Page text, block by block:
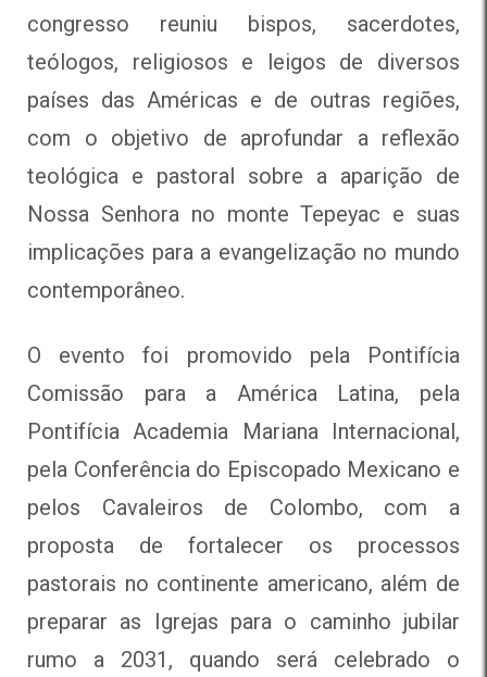
congresso reuniu bispos, sacerdotes,
teólogos, religiosos e leigos de diversos
países das Américas e de outras regiões,
com o objetivo de aprofundar a reflexão
teológica e pastoral sobre a aparição de
Nossa Senhora no monte Tepeyac e suas
implicações para a evangelização no mundo
contemporâneo.
O evento foi promovido pela Pontifícia
Comissão para a América Latina, pela
Pontifícia Academia Mariana Internacional,
pela Conferência do Episcopado Mexicano e
pelos Cavaleiros de Colombo, com a
proposta de fortalecer os processos
pastorais no continente americano, além de
preparar as Igrejas para o caminho jubilar
rumo a 2031, quando será celebrado o